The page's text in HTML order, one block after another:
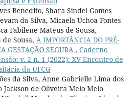
Benedito, Shara Sindel Gomes
da Silva, Micaela Uchoa Fontes
Fabilene Mateus de Sousa,
Sousa, A IMPORTÂNCIA DO PRÉ-
GESTAÇÃO SEGURA , Caderno
v. 2 n. 1 (2022): XV Encontro de
da UFCG
da Silva, Anne Gabrielle Lima dos
Jackson de Oliveira Melo Melo